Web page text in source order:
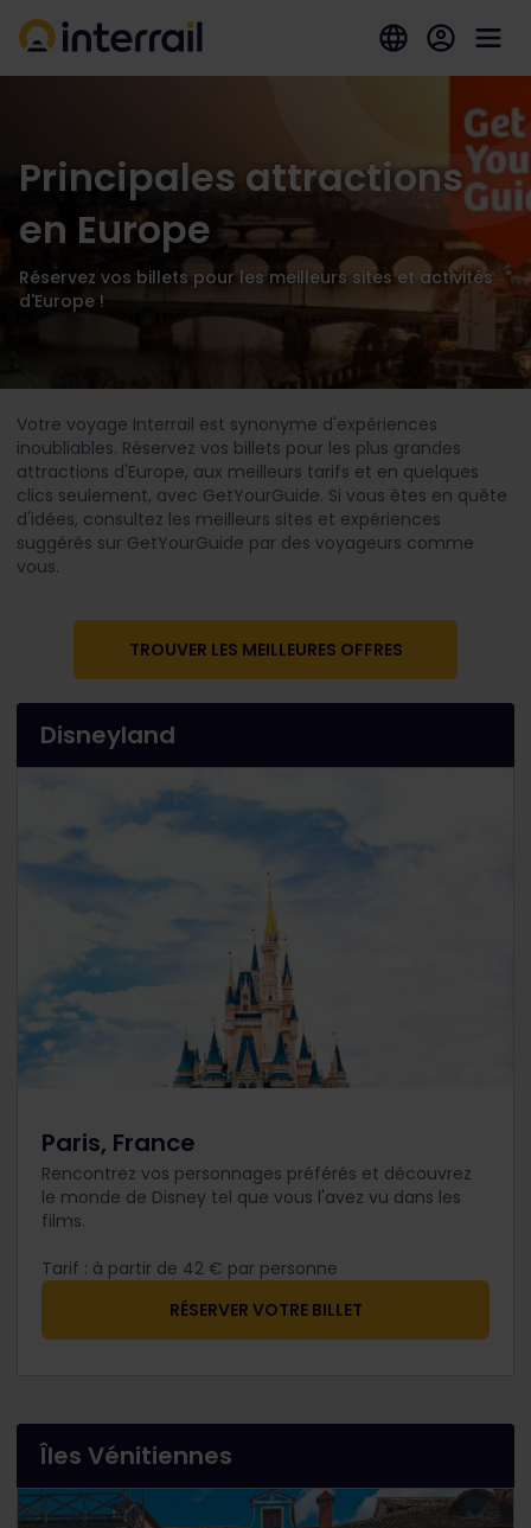
Principales attractions
en Europe
Réservez vos billets pour les meilleurs sites et activités
d'Europe !
Votre voyage Interrail est synonyme d'expériences
inoubliables. Réservez vos billets pour les plus grandes
attractions d'Europe, aux meilleurs tarifs et en quelques
clics seulement, avec GetYourGuide. Si vous êtes en quête
d'idées, consultez les meilleurs sites et expériences
suggérés sur GetYourGuide par des voyageurs comme
vous.
TROUVER LES MEILLEURES OFFRES
Disneyland
Paris, France
Rencontrez vos personnages préférés et découvrez
le monde de Disney tel que vous l'avez vu dans les
films.
Tarif : à partir de 42 € par personne​
RÉSERVER VOTRE BILLET
Îles Vénitiennes